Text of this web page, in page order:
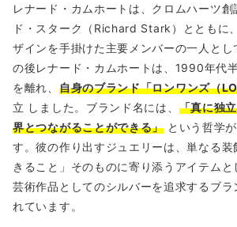
レナード・カムホートは、クロムハーツ創
ド・スターク（Richard Stark）とともに
ザインを手掛けた主要メンバーの一人とし
の後レナード・カムホートは、1990年代
を離れ、 自身のブランド「ロンワンズ（
立 しました。ブランド名には、 「真に独
界とつながることができる」 という哲学
す。彼の作り出すジュエリーは、単なる装
きること」そのものに寄り添うアイテムと
芸術作品としてのシルバーを追求するブラ
れています。